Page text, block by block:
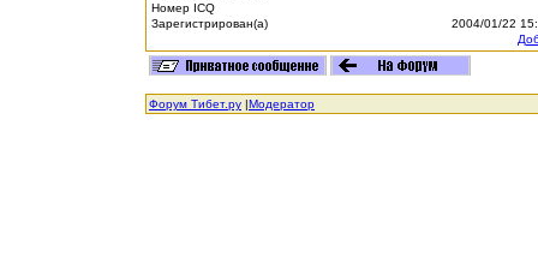
Номер ICQ
Зарегистрирован(а)
2004/01/22
Форум Тибет.ру |Модератор